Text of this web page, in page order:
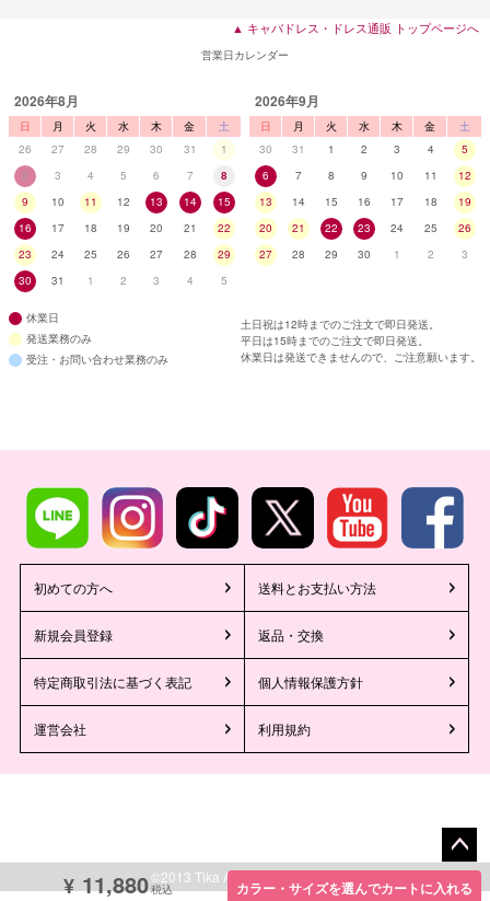
¥ 11,880税込 カラー・サイズを選んでカートに入れる
■ディティール
▲ キャバドレス・ドレス通販 トップページへ
営業日カレンダー
2026年8月
日 月 火 水 木 金
土
26
27 28 29 30 31
1
2
3 4 5 6 7
8
9
10 11 12 13 14
15
16
17 18 19 20 21
22
23
24 25 26 27 28
29
30
31 1 2 3 4 5
2026年9月
日 月 火 水 木 金
土
30
31 1 2 3 4
5
6
7 8 9 10 11
12
13
14 15 16 17 18
19
20
21 22 23 24 25
26
27
28 29 30 1 2 3
休業日
発送業務のみ
受注・お問い合わせ業務のみ
土日祝は12時までのご注文で即日発送。
平日は15時までのご注文で即日発送。
休業日は発送できませんので、ご注意願います。
初めての方へ 送料とお支払い方法
新規会員登録 返品・交換
特定商取引法に基づく表記 個人情報保護方針
運営会社 利用規約
ペー
©2013 Tika All Rights reserved.